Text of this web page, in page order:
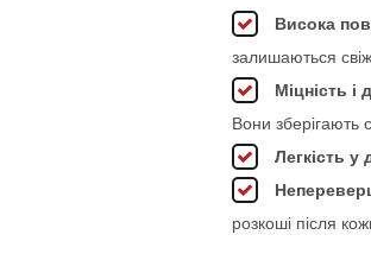
Висока
залишаються
Міцність і
Вони зберігають
Легкість у
розкоші після